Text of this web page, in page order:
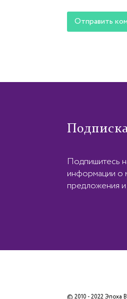
Подпишитесь
информации о
предложения
© 2010 - 2022 Эпоха